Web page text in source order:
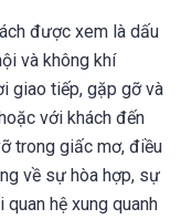
được xem là dấu
và không khí
giao tiếp, gặp gỡ và
với khách đến
trong giấc mơ, điều
về sự hòa hợp, sự
hệ xung quanh